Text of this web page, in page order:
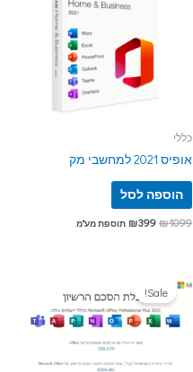
כללי
אופיס 2021 למחשבי מק
הוספה לסל
₪1099
₪399 תוספת מע"מ
Sale!